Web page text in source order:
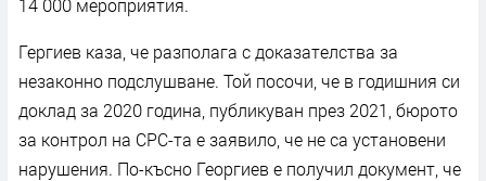
14 000 мероприятия.
Гергиев каза, че разполага с доказателства за
незаконно подслушване. Той посочи, че в годишния си
доклад за 2020 година, публикуван през 2021, бюрото
за контрол на СРС-та е заявило, че не са установени
нарушения. По-късно Георгиев е получил документ, че